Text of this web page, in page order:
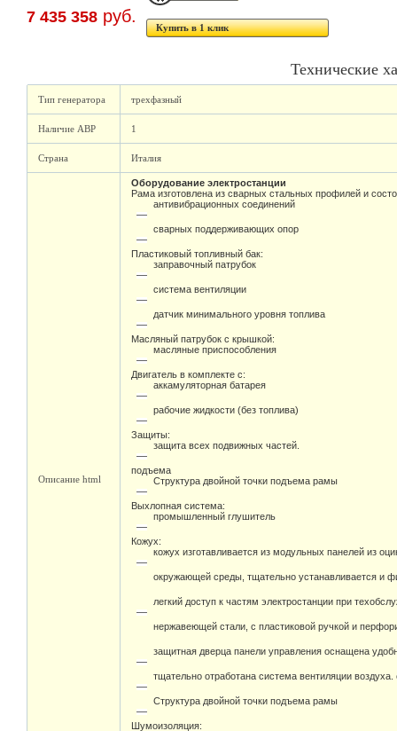
7 435 358 руб.
Купить в 1 клик
Технические
Тип генератора трехфазный
Наличие АВР 1
Страна Италия
Описание html
Оборудование электростанции
Рама изготовлена из сварных стальных профилей и
антивибрационных соединений
сварных поддерживающих опор
Пластиковый топливный бак:
заправочный патрубок
система вентиляции
датчик минимального уровня топлива
Масляный патрубок с крышкой:
масляные приспособления
Двигатель в комплекте с:
аккамуляторная батарея
рабочие жидкости (без топлива)
Защиты:
защита всех подвижных частей.
подъема
Структура двойной точки подъема рамы
Выхлопная система:
промышленный глушитель
Кожух:
кожух изготавливается из модульных панелей из
окружающей среды, тщательно устанавливается и
легкий доступ к частям электростанции при
нержавеющей стали, с пластиковой ручкой и
защитная дверца панели управления оснащена
тщательно отработана система вентиляции
Структура двойной точки подъема рамы
Шумоизоляция: